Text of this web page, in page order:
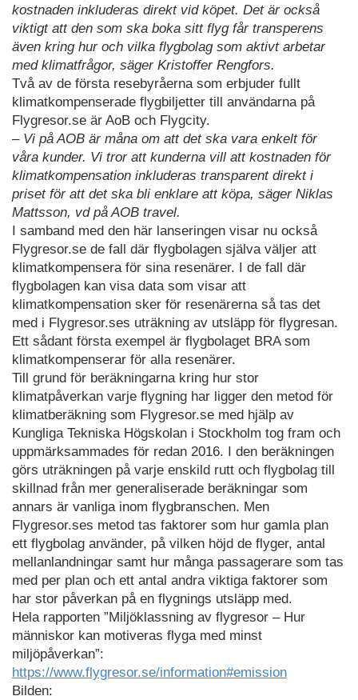
kostnaden inkluderas direkt vid köpet. Det är också
viktigt att den som ska boka sitt flyg får transperens
även kring hur och vilka flygbolag som aktivt arbetar
med klimatfrågor, säger Kristoffer Rengfors.
Två av de första resebyråerna som erbjuder fullt
klimatkompenserade flygbiljetter till användarna på
Flygresor.se är AoB och Flygcity.
– Vi på AOB är måna om att det ska vara enkelt för
våra kunder. Vi tror att kunderna vill att kostnaden för
klimatkompensation inkluderas transparent direkt i
priset för att det ska bli enklare att köpa, säger Niklas
Mattsson, vd på AOB travel.
I samband med den här lanseringen visar nu också
Flygresor.se de fall där flygbolagen själva väljer att
klimatkompensera för sina resenärer. I de fall där
flygbolagen kan visa data som visar att
klimatkompensation sker för resenärerna så tas det
med i Flygresor.ses uträkning av utsläpp för flygresan.
Ett sådant första exempel är flygbolaget BRA som
klimatkompenserar för alla resenärer.
Till grund för beräkningarna kring hur stor
klimatpåverkan varje flygning har ligger den metod för
klimatberäkning som Flygresor.se med hjälp av
Kungliga Tekniska Högskolan i Stockholm tog fram och
uppmärksammades för redan 2016. I den beräkningen
görs uträkningen på varje enskild rutt och flygbolag till
skillnad från mer generaliserade beräkningar som
annars är vanliga inom flygbranschen. Men
Flygresor.ses metod tas faktorer som hur gamla plan
ett flygbolag använder, på vilken höjd de flyger, antal
mellanlandningar samt hur många passagerare som tas
med per plan och ett antal andra viktiga faktorer som
har stor påverkan på en flygnings utsläpp med.
Hela rapporten ”Miljöklassning av flygresor – Hur
människor kan motiveras flyga med minst
miljöpåverkan”:
https://www.flygresor.se/information#emission
Bilden: